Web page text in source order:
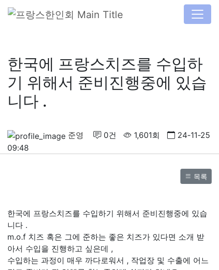
한국에 프랑스치즈를 수입하
기 위해서 준비진행중에 있습
니다 .
준영 0건 1,601회
24-11-25
09:48
목록
한국에 프랑스치즈를 수입하기 위해서 준비진행중에 있습
니다 .
m.o.f 치즈 혹은 그에 준하는 좋은 치즈가 있다면 소개 받
아서 수입을 진행하고 싶은데 ,
수입하는 과정이 매우 까다로워서 , 작업장 및 수출에 어느